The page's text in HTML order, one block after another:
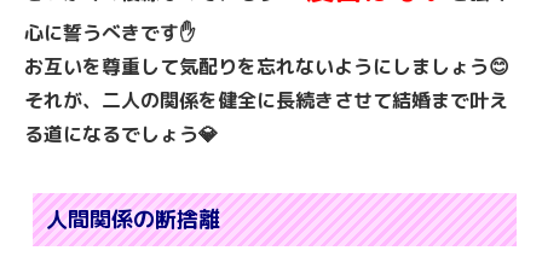
心に誓うべきです✋
お互いを尊重して気配りを忘れないようにしましょう😊
それが、二人の関係を健全に長続きさせて結婚まで叶え
る道になるでしょう💎
人間関係の断捨離